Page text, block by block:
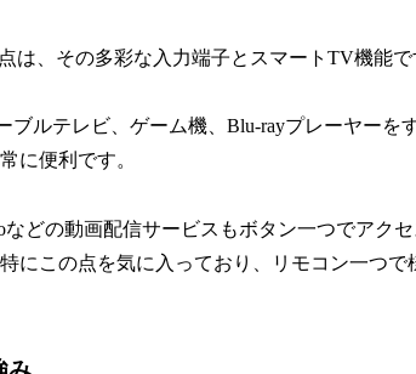
は、その多彩な入力端子とスマートTV機能で
ルテレビ、ゲーム機、Blu-rayプレーヤーを
に便利です。
などの動画配信サービスもボタン一つでアク
にこの点を気に入っており、リモコン一つ